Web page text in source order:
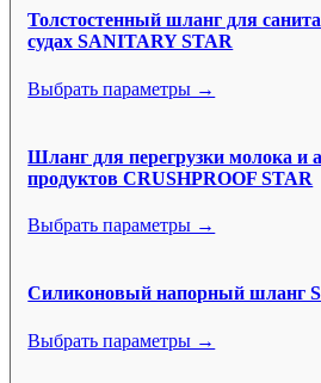
Толстостенный шланг для
судах SANITARY STAR
Выбрать параметры →
Шланг для перегрузки молока и
продуктов CRUSHPROOF STAR
Выбрать параметры →
Силиконовый напорный шланг
Выбрать параметры →